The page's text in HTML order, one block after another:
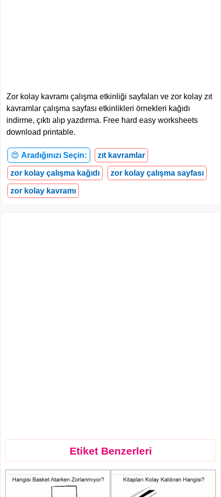
Zor kolay kavramı çalışma etkinliği sayfaları ve zor kolay zıt
kavramlar çalışma sayfası etkinlikleri örnekleri kağıdı
indirme, çıktı alıp yazdırma. Free hard easy worksheets
download printable.
😍 Aradığınızı Seçin: zıt kavramlar
zor kolay çalışma kağıdı zor kolay çalışma sayfası
zor kolay kavramı
Etiket Benzerleri